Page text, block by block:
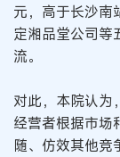
元，高于长沙南
定湘品堂公司等
流。
对此，本院认为
经营者根据市场
随、仿效其他竞